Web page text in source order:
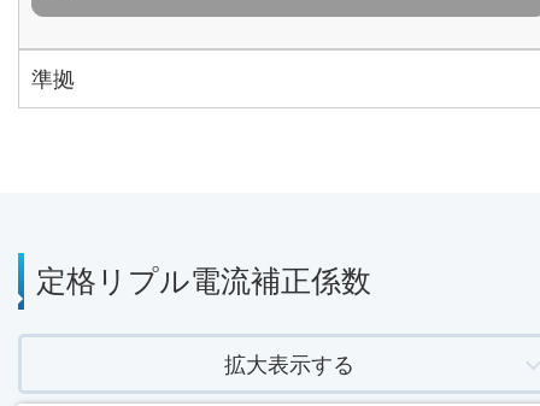
準拠
定格リプル電流補正係数
拡大表示する